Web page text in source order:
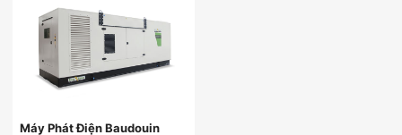
Máy Phát Điện Baudouin